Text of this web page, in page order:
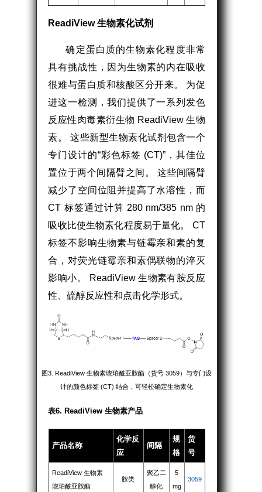
ReadiView 生物素化试剂
确定蛋白质的生物素化程度非常
具有挑战性，因为生物素的内在吸收
很难与蛋白质和核酸区分开来。 为促
进这一检测，我们提供了一系列发色
反应性肉毒素衍生物 ReadiView 生物
素。 这些新型生物素化试剂包含一个
专门设计的“彩色标签 (CT)”，其佳位
置位于两个间隔臂之间。 这些间隔臂
减少了空间位阻并提高了水溶性，而
CT 标签通过计算 280 nm/385 nm 的
吸收比使生物素化程度易于量化。 CT
标签不影响生物素与链霉亲和素的复
合，对荧光链霉亲和素偶联物的淬灭
影响小。 ReadiView 生物素有胺反应
性、硫醇反应性和点击化学形式。
图3. ReadiView 生物素琥珀酰亚胺酯（货号 3059）与专门设
计的颜色标签 (CT) 结合，可轻松确定生物素化
表6. ReadiView 生物素产品
产品名称
化学反
应
间隔
规
格
货
号
ReadiView 生物素
琥珀酰亚胺酯
胺类
聚乙二
醇化
5
mg
3059